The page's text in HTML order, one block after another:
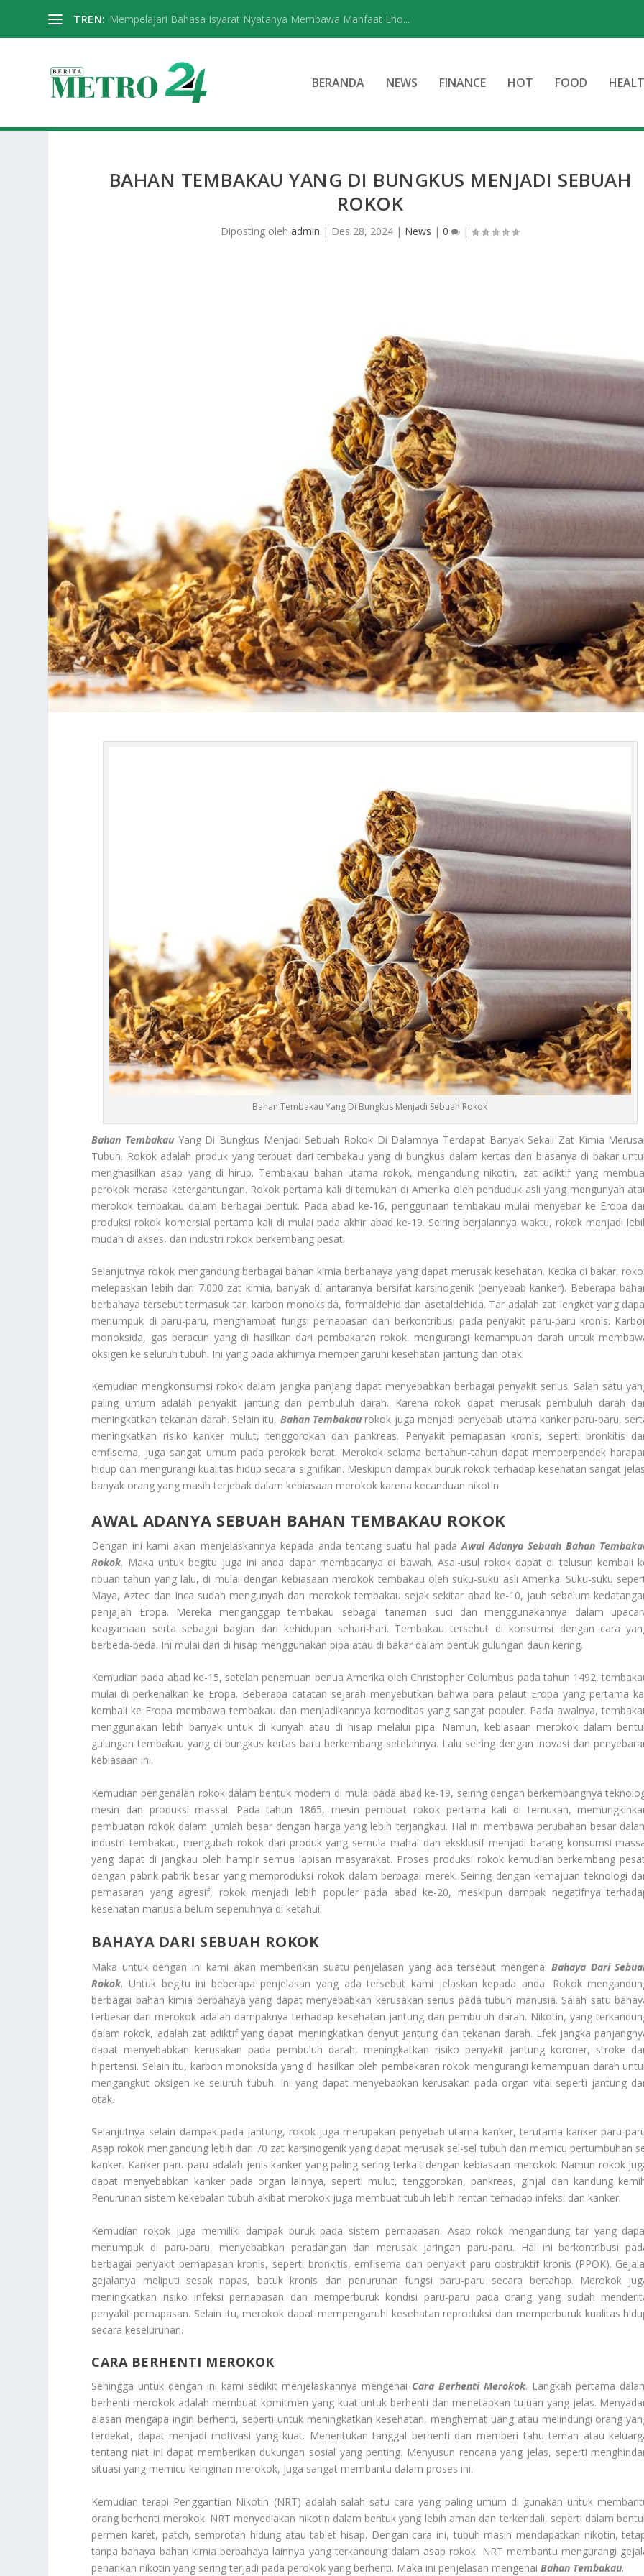
TREN: Mempelajari Bahasa Isyarat Nyatanya Membawa Manfaat Lho...
BERANDA NEWS FINANCE HOT FOOD
BAHAN TEMBAKAU YANG DI BUNGKUS MENJADI SEBUAH
ROKOK
Diposting olehadmin | Des 28, 2024 | News |0 |
Bahan Tembakau Yang Di Bungkus Menjadi Sebuah Rokok
Bahan TembakauYang Di Bungkus Menjadi Sebuah Rokok Di Dalamnya Terdapat Banyak Sekali Zat Kimia
Tubuh. Rokok adalah produk yang terbuat dari tembakau yang di bungkus dalam kertas dan biasanya di bakar
menghasilkan asap yang di hirup. Tembakau bahan utama rokok, mengandung nikotin, zat adiktif yang
perokok merasa ketergantungan. Rokok pertama kali di temukan di Amerika oleh penduduk asli yang mengunyah
merokok tembakau dalam berbagai bentuk. Pada abad ke-16, penggunaan tembakau mulai menyebar ke Eropa
produksi rokok komersial pertama kali di mulai pada akhir abad ke-19. Seiring berjalannya waktu, rokok menjadi
mudah di akses, dan industri rokok berkembang pesat.
Selanjutnya rokok mengandung berbagai bahan kimia berbahaya yang dapat merusak kesehatan. Ketika di bakar,
melepaskan lebih dari 7.000 zat kimia, banyak di antaranya bersifat karsinogenik (penyebab kanker). Beberapa
berbahaya tersebut termasuk tar, karbon monoksida, formaldehid dan asetaldehida. Tar adalah zat lengket yang
menumpuk di paru-paru, menghambat fungsi pernapasan dan berkontribusi pada penyakit paru-paru kronis.
monoksida, gas beracun yang di hasilkan dari pembakaran rokok, mengurangi kemampuan darah untuk
oksigen ke seluruh tubuh. Ini yang pada akhirnya mempengaruhi kesehatan jantung dan otak.
Kemudian mengkonsumsi rokok dalam jangka panjang dapat menyebabkan berbagai penyakit serius. Salah satu
paling umum adalah penyakit jantung dan pembuluh darah. Karena rokok dapat merusak pembuluh darah
meningkatkan tekanan darah. Selain itu, Bahan Tembakau rokok juga menjadi penyebab utama kanker paru-paru,
meningkatkan risiko kanker mulut, tenggorokan dan pankreas. Penyakit pernapasan kronis, seperti bronkitis
emfisema, juga sangat umum pada perokok berat. Merokok selama bertahun-tahun dapat memperpendek
hidup dan mengurangi kualitas hidup secara signifikan. Meskipun dampak buruk rokok terhadap kesehatan sangat
banyak orang yang masih terjebak dalam kebiasaan merokok karena kecanduan nikotin.
AWAL ADANYA SEBUAH BAHAN TEMBAKAU ROKOK
Dengan ini kami akan menjelaskannya kepada anda tentang suatu hal padaAwal Adanya Sebuah Bahan
Rokok. Maka untuk begitu juga ini anda dapar membacanya di bawah. Asal-usul rokok dapat di telusuri kembali
ribuan tahun yang lalu, di mulai dengan kebiasaan merokok tembakau oleh suku-suku asli Amerika. Suku-suku
Maya, Aztec dan Inca sudah mengunyah dan merokok tembakau sejak sekitar abad ke-10, jauh sebelum
penjajah Eropa. Mereka menganggap tembakau sebagai tanaman suci dan menggunakannya dalam
keagamaan serta sebagai bagian dari kehidupan sehari-hari. Tembakau tersebut di konsumsi dengan cara
berbeda-beda. Ini mulai dari di hisap menggunakan pipa atau di bakar dalam bentuk gulungan daun kering.
Kemudian pada abad ke-15, setelah penemuan benua Amerika oleh Christopher Columbus pada tahun 1492,
mulai di perkenalkan ke Eropa. Beberapa catatan sejarah menyebutkan bahwa para pelaut Eropa yang pertama
kembali ke Eropa membawa tembakau dan menjadikannya komoditas yang sangat populer. Pada awalnya,
menggunakan lebih banyak untuk di kunyah atau di hisap melalui pipa. Namun, kebiasaan merokok dalam
gulungan tembakau yang di bungkus kertas baru berkembang setelahnya. Lalu seiring dengan inovasi dan
kebiasaan ini.
Kemudian pengenalan rokok dalam bentuk modern di mulai pada abad ke-19, seiring dengan berkembangnya
mesin dan produksi massal. Pada tahun 1865, mesin pembuat rokok pertama kali di temukan,
pembuatan rokok dalam jumlah besar dengan harga yang lebih terjangkau. Hal ini membawa perubahan besar
industri tembakau, mengubah rokok dari produk yang semula mahal dan eksklusif menjadi barang konsumsi
yang dapat di jangkau oleh hampir semua lapisan masyarakat. Proses produksi rokok kemudian berkembang
dengan pabrik-pabrik besar yang memproduksi rokok dalam berbagai merek. Seiring dengan kemajuan teknologi
pemasaran yang agresif, rokok menjadi lebih populer pada abad ke-20, meskipun dampak negatifnya
kesehatan manusia belum sepenuhnya di ketahui.
BAHAYA DARI SEBUAH ROKOK
Maka untuk dengan ini kami akan memberikan suatu penjelasan yang ada tersebut mengenaiBahaya Dari
Rokok. Untuk begitu ini beberapa penjelasan yang ada tersebut kami jelaskan kepada anda. Rokok
berbagai bahan kimia berbahaya yang dapat menyebabkan kerusakan serius pada tubuh manusia. Salah satu
terbesar dari merokok adalah dampaknya terhadap kesehatan jantung dan pembuluh darah. Nikotin, yang
dalam rokok, adalah zat adiktif yang dapat meningkatkan denyut jantung dan tekanan darah. Efek jangka
dapat menyebabkan kerusakan pada pembuluh darah, meningkatkan risiko penyakit jantung koroner, stroke
hipertensi. Selain itu, karbon monoksida yang di hasilkan oleh pembakaran rokok mengurangi kemampuan darah
mengangkut oksigen ke seluruh tubuh. Ini yang dapat menyebabkan kerusakan pada organ vital seperti jantung
otak.
Selanjutnya selain dampak pada jantung, rokok juga merupakan penyebab utama kanker, terutama kanker paru-
Asap rokok mengandung lebih dari 70 zat karsinogenik yang dapat merusak sel-sel tubuh dan memicu pertumbuhan
kanker. Kanker paru-paru adalah jenis kanker yang paling sering terkait dengan kebiasaan merokok. Namun rokok
dapat menyebabkan kanker pada organ lainnya, seperti mulut, tenggorokan, pankreas, ginjal dan kandung
Penurunan sistem kekebalan tubuh akibat merokok juga membuat tubuh lebih rentan terhadap infeksi dan kanker.
Kemudian rokok juga memiliki dampak buruk pada sistem pernapasan. Asap rokok mengandung tar yang
menumpuk di paru-paru, menyebabkan peradangan dan merusak jaringan paru-paru. Hal ini berkontribusi
berbagai penyakit pernapasan kronis, seperti bronkitis, emfisema dan penyakit paru obstruktif kronis (PPOK).
gejalanya meliputi sesak napas, batuk kronis dan penurunan fungsi paru-paru secara bertahap. Merokok
meningkatkan risiko infeksi pernapasan dan memperburuk kondisi paru-paru pada orang yang sudah
penyakit pernapasan. Selain itu, merokok dapat mempengaruhi kesehatan reproduksi dan memperburuk kualitas
secara keseluruhan.
CARA BERHENTI MEROKOK
Sehingga untuk dengan ini kami sedikit menjelaskannya mengenai Cara Berhenti Merokok. Langkah pertama
berhenti merokok adalah membuat komitmen yang kuat untuk berhenti dan menetapkan tujuan yang jelas.
alasan mengapa ingin berhenti, seperti untuk meningkatkan kesehatan, menghemat uang atau melindungi orang
terdekat, dapat menjadi motivasi yang kuat. Menentukan tanggal berhenti dan memberi tahu teman atau
tentang niat ini dapat memberikan dukungan sosial yang penting. Menyusun rencana yang jelas, seperti
situasi yang memicu keinginan merokok, juga sangat membantu dalam proses ini.
Kemudian terapi Penggantian Nikotin (NRT) adalah salah satu cara yang paling umum di gunakan untuk
orang berhenti merokok. NRT menyediakan nikotin dalam bentuk yang lebih aman dan terkendali, seperti dalam
permen karet, patch, semprotan hidung atau tablet hisap. Dengan cara ini, tubuh masih mendapatkan nikotin,
tanpa bahaya bahan kimia berbahaya lainnya yang terkandung dalam asap rokok. NRT membantu mengurangi
penarikan nikotin yang sering terjadi pada perokok yang berhenti. Maka ini penjelasan mengenaiBahan Tembakau.